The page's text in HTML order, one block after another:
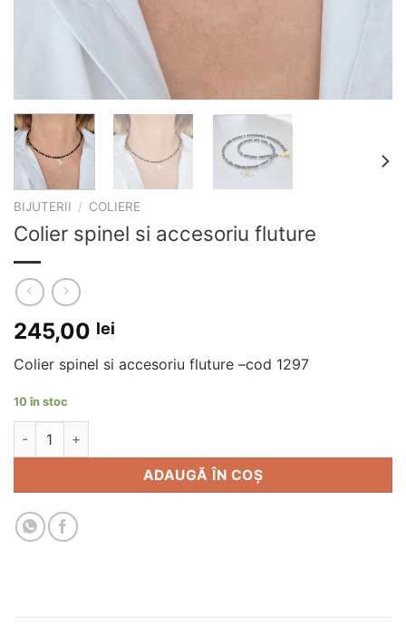
BIJUTERII / COLIERE
Colier spinel si accesoriu fluture
245,00 lei
Colier spinel si accesoriu fluture –cod 1297
10 în stoc
Cantitate Colier spinel si accesoriu fluture
ADAUGĂ ÎN COȘ